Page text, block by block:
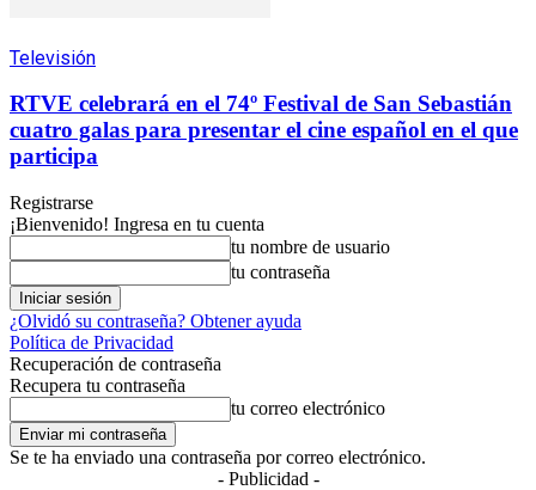
Televisión
RTVE celebrará en el 74º Festival de San Sebastián
cuatro galas para presentar el cine español en el que
participa
Registrarse
¡Bienvenido! Ingresa en tu cuenta
tu nombre de usuario
tu contraseña
¿Olvidó su contraseña? Obtener ayuda
Política de Privacidad
Recuperación de contraseña
Recupera tu contraseña
tu correo electrónico
Se te ha enviado una contraseña por correo electrónico.
- Publicidad -